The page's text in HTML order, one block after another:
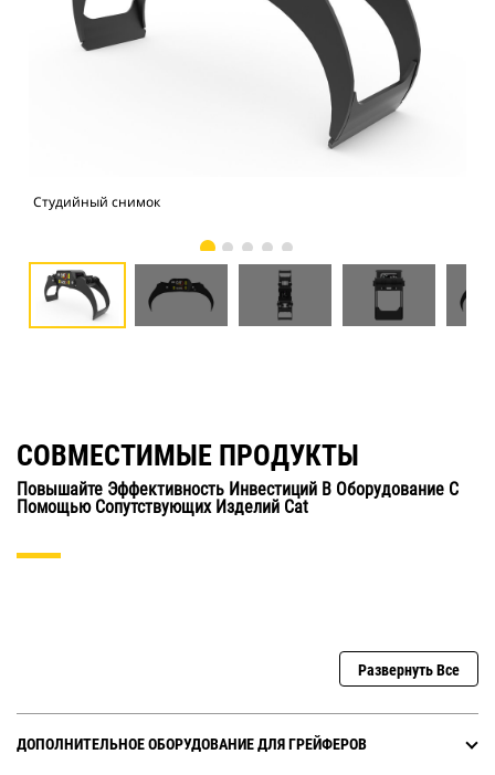
Студийный снимок
СОВМЕСТИМЫЕ ПРОДУКТЫ
Повышайте Эффективность Инвестиций В Оборудование С
Помощью Сопутствующих Изделий Cat
Развернуть Все
ДОПОЛНИТЕЛЬНОЕ ОБОРУДОВАНИЕ ДЛЯ ГРЕЙФЕРОВ